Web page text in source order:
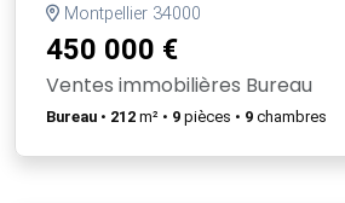
Montpellier 34000
450 000 €
Ventes immobilières Bureau
Bureau • 212 m² • 9 pièces • 9 chambres